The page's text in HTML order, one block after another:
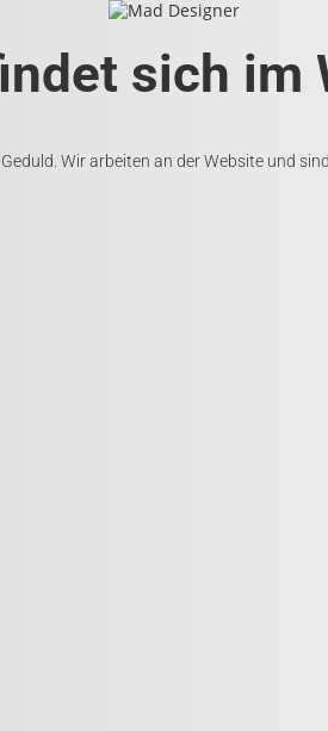
sich im
Wir arbeiten an der Website und